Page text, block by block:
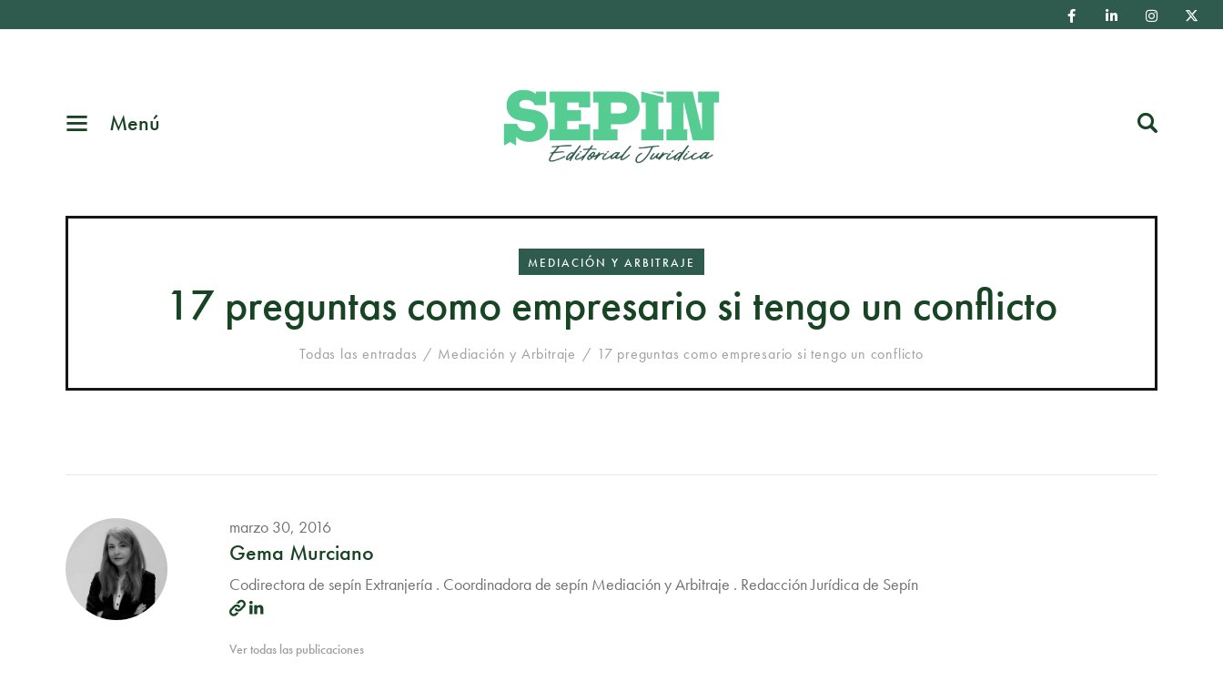
Menú
MEDIACIÓN Y ARBITRAJE
17 preguntas como empresario si tengo un conflicto
Todas las entradas Mediación y Arbitraje 17 preguntas como empresario si tengo un conflicto
marzo 30, 2016
Gema Murciano
Codirectora de sepín Extranjería . Coordinadora de sepín Mediación y Arbitraje . Redacción Jurídica de Sepín
Ver todas las publicaciones